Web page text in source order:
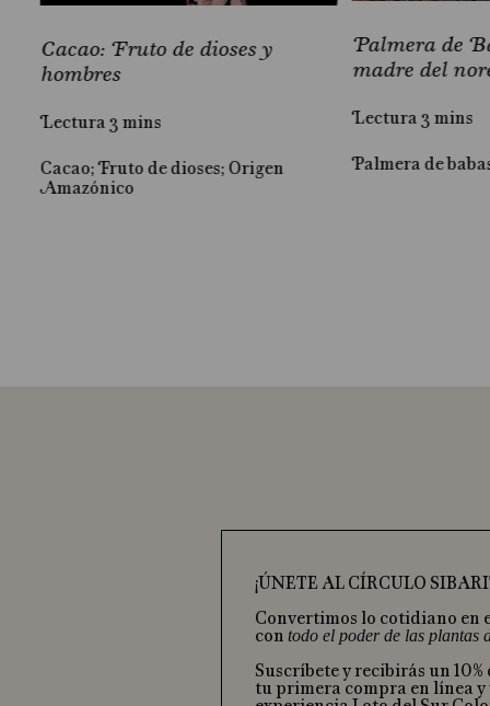
Cacao: Fruto de dioses y
hombres
Lectura 3 mins
Cacao; Fruto de dioses; Origen
Amazónico
Palmera de
madre del
Lectura 3 mins
Palmera de
¡ÚNETE AL CÍRCULO
Convertimos lo cotidiano
con todo el poder de las plantas
Suscríbete y recibirás un 10%
tu primera compra en línea y